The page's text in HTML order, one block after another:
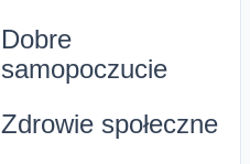
Dobre
samopoczucie
Zdrowie społeczne